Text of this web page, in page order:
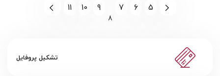
5
6
7
8
9
10
11
تشکیل پروفایل